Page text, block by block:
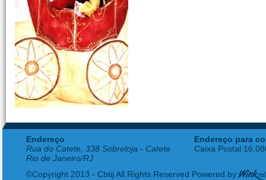
Endereço
Rua do Catete, 338 Sobreloja - Catete
Rio de Janeiro/RJ
Endereço para
Caixa Postal
©Copyright 2013 - Cbtij All Rights Reserved Powered by: